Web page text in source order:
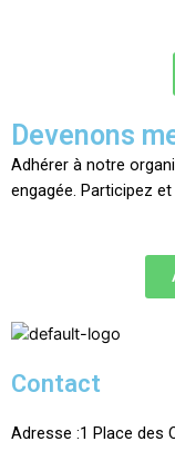
Devenons
Adhérer à notre
engagée. Participez
Contact
Adresse :1 Place des